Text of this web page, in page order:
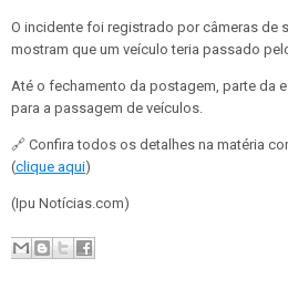
O incidente foi registrado por câmeras de
mostram que um veículo teria passado
Até o fechamento da postagem, parte da
para a passagem de veículos.
🔗 Confira todos os detalhes na matéria
(clique aqui)
(Ipu Notícias.com)